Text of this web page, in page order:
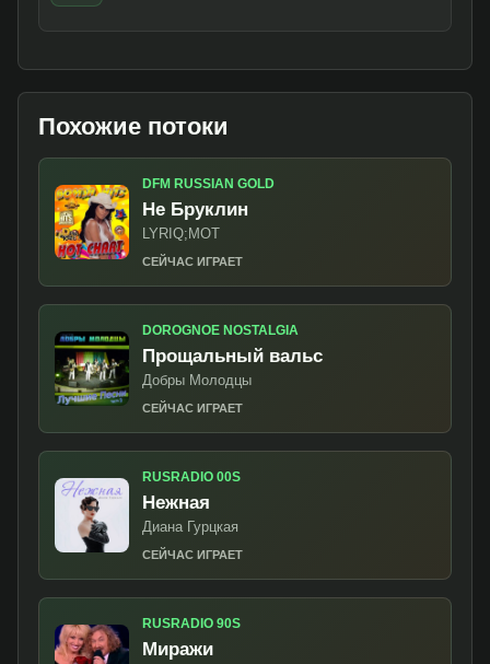
Похожие потоки
DFM RUSSIAN GOLD
Не Бруклин
LYRIQ;MOT
СЕЙЧАС ИГРАЕТ
DOROGNOE NOSTALGIA
Прощальный вальс
Добры Молодцы
СЕЙЧАС ИГРАЕТ
RUSRADIO 00S
Нежная
Диана Гурцкая
СЕЙЧАС ИГРАЕТ
RUSRADIO 90S
Миражи